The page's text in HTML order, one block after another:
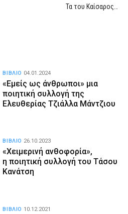
Τα του Καίσαρος…
«Εμείς ως άνθρωποι» μια
ποιητική συλλογή της
Ελευθερίας Τζιάλλα Μάντζιου
ΒΙΒΛΙΟ 04.01.2024
«Χειμερινή ανθοφορία»,
η ποιητική συλλογή του Τάσου
Κανάτση
ΒΙΒΛΙΟ 26.10.2023
ΒΙΒΛΙΟ 10.12.2021